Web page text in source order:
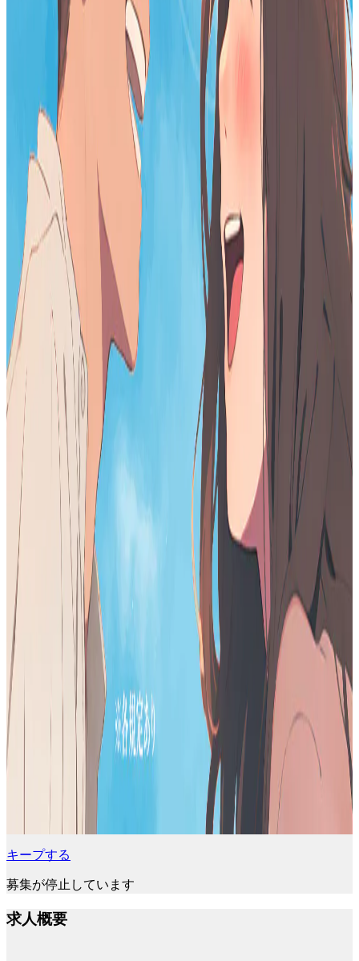
キープする
募集が停止しています
求人概要